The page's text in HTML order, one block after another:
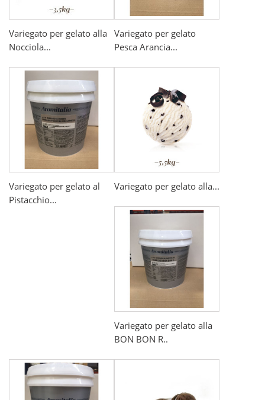
Variegato per gelato alla
Nocciola...
Variegato per gelato
Pesca Arancia...
Variegato per gelato al
Pistacchio...
Variegato per gelato alla...
Variegato per gelato alla
BON BON R..